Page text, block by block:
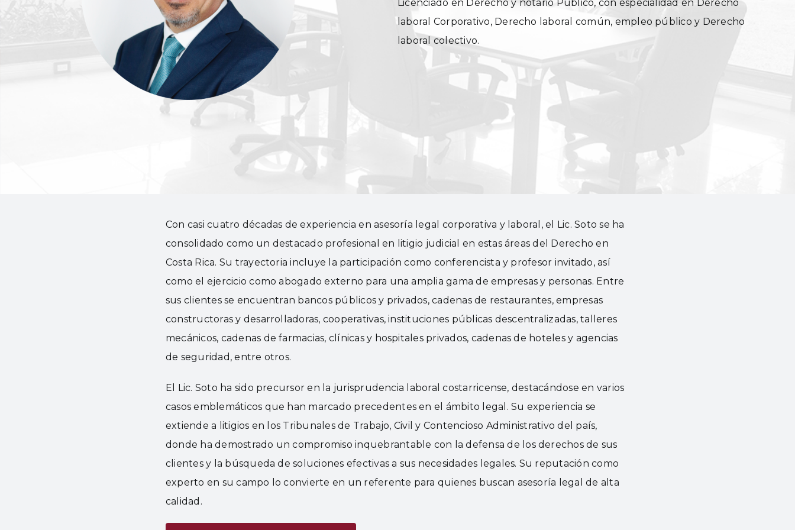
Licenciado en Derecho y notario Público, con especialidad en Derecho
laboral Corporativo, Derecho laboral común, empleo público y Derecho
laboral colectivo.
Con casi cuatro décadas de experiencia en asesoría legal corporativa y laboral, el Lic. Soto se ha
consolidado como un destacado profesional en litigio judicial en estas áreas del Derecho en
Costa Rica. Su trayectoria incluye la participación como conferencista y profesor invitado, así
como el ejercicio como abogado externo para una amplia gama de empresas y personas. Entre
sus clientes se encuentran bancos públicos y privados, cadenas de restaurantes, empresas
constructoras y desarrolladoras, cooperativas, instituciones públicas descentralizadas, talleres
mecánicos, cadenas de farmacias, clínicas y hospitales privados, cadenas de hoteles y agencias
de seguridad, entre otros.
El Lic. Soto ha sido precursor en la jurisprudencia laboral costarricense, destacándose en varios
casos emblemáticos que han marcado precedentes en el ámbito legal. Su experiencia se
extiende a litigios en los Tribunales de Trabajo, Civil y Contencioso Administrativo del país,
donde ha demostrado un compromiso inquebrantable con la defensa de los derechos de sus
clientes y la búsqueda de soluciones efectivas a sus necesidades legales. Su reputación como
experto en su campo lo convierte en un referente para quienes buscan asesoría legal de alta
calidad.